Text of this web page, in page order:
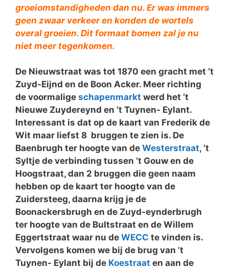
groeiomstandigheden dan nu. Er was immers
geen zwaar verkeer en konden de wortels
overal groeien. Dit formaat bomen zal je nu
niet meer tegenkomen.
De Nieuwstraat was tot 1870 een gracht met ’t
Zuyd-Eijnd en de Boon Acker. Meer richting
de voormalige schapenmarkt werd het ’t
Nieuwe Zuydereynd en ’t Tuynen- Eylant.
Interessant is dat op de kaart van Frederik de
Wit maar liefst 8 bruggen te zien is. De
Baenbrugh ter hoogte van de Westerstraat, ’t
Syltje de verbinding tussen ’t Gouw en de
Hoogstraat, dan 2 bruggen die geen naam
hebben op de kaart ter hoogte van de
Zuidersteeg, daarna krijg je de
Boonackersbrugh en de Zuyd-eynderbrugh
ter hoogte van de Bultstraat en de Willem
Eggertstraat waar nu de WECC te vinden is.
Vervolgens komen we bij de brug van ’t
Tuynen- Eylant bij de Koestraat en aan de